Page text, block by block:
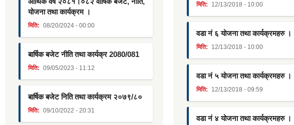
योजना तथा कार्यक्रम ।
मिति: 08/20/2024 - 00:00
बार्षिक बजेट नीति तथा कार्यक्र 2080/081
मिति: 09/05/2023 - 11:12
बार्षिक बजेट निति तथा कार्यक्रम २०७९/८०
मिति: 09/10/2022 - 20:31
मिति: 12/13/2018 - 10:00
वडा नं ६ योजना तथा कार्यक्रमहरु ।
मिति: 12/13/2018 - 10:00
वडा नं ५ योजना तथा कार्यक्रमहरु ।
मिति: 12/13/2018 - 09:59
वडा नं ४ योजना तथा कार्यक्रमहरु ।